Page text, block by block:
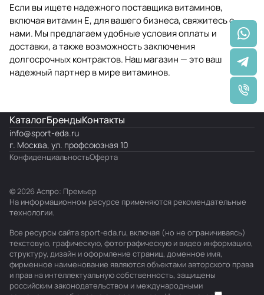
Если вы ищете надежного поставщика витаминов,
включая витамин Е, для вашего бизнеса, свяжитесь с
нами. Мы предлагаем удобные условия оплаты и
доставки, а также возможность заключения
долгосрочных контрактов. Наш магазин — это ваш
надежный партнер в мире витаминов.
КаталогБрендыКонтакты
info@sport-eda.ru
г. Москва, ул. профсоюзная 10
КонфиденциальностьОферта
© 2026 Аспро: Премьер
На информационном ресурсе применяются рекомендательные
технологии.
Все ресурсы сайта sport-eda.ru, включая (но не ограничиваясь)
текстовую, графическую, фотографическую и видео информацию,
структуру, дизайн и оформление страниц, доменное имя,
фирменное наименование являются объектами авторского права
и прав на интеллектуальную собственность, защищены
российским законодательством и международными